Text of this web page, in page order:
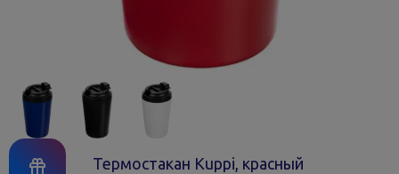
Термостакан Kuppi, красный